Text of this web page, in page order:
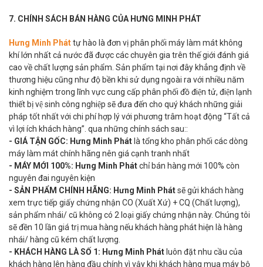
7. CHÍNH SÁCH BÁN HÀNG CỦA HƯNG MINH PHÁT
Hưng Minh Pháttự hào là đơn vị phân phối máy làm mát không
khí lớn nhất cả nước đã được các chuyên gia trên thế giới đánh giá
cao về chất lượng sản phẩm. Sản phẩm tại nơi đây khẳng định về
thương hiệu cũng như độ bền khi sử dụng ngoài ra với nhiều năm
kinh nghiệm trong lĩnh vực cung cấp phân phối đồ điện tử, điện lạnh
thiết bị vệ sinh công nghiệp sẽ đưa đến cho quý khách những giải
pháp tốt nhất với chi phí hợp lý với phương trâm hoạt động “Tất cả
vì lợi ích khách hàng”. qua những chính sách sau::
- GIÁ TẬN GỐC: Hưng Minh Phát là tổng kho phân phối các dòng
máy làm mát chính hãng nên giá cạnh tranh nhất
- MÁY MỚI 100%: Hưng Minh Phátchỉ bán hàng mới 100% còn
nguyên đai nguyên kiện
- SẢN PHẨM CHÍNH HÃNG: Hưng Minh Phátsẽ gửi khách hàng
xem trực tiếp giấy chứng nhận CO (Xuất Xứ) + CQ (Chất lượng),
sản phẩm nhái/ cũ không có 2 loại giấy chứng nhận này. Chúng tôi
sẽ đền 10 lần giá trị mua hàng nếu khách hàng phát hiện là hàng
nhái/ hàng cũ kém chất lượng.
- KHÁCH HÀNG LÀ SỐ 1: Hưng Minh Phát luôn đặt nhu cầu của
khách hàng lên hàng đầu chính vì vậy khi khách hàng mua máy bộ